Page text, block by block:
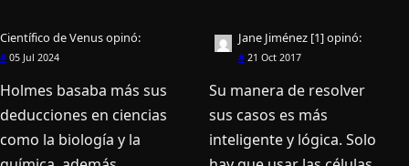
Científico de Venusopinó:
# 05 Jul 2024
Holmes basaba más sus
deducciones en ciencias
como la biología y la
Jane Jiménez [1]opinó:
#21 Oct 2017
Su manera de resolver
sus casos es más
inteligente y lógica. Solo